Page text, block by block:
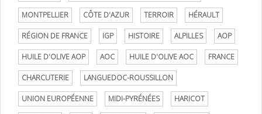
MONTPELLIER CÔTE D'AZUR TERROIR HÉRAULT
RÉGION DE FRANCE IGP HISTOIRE ALPILLES AOP
HUILE D'OLIVE AOP AOC HUILE D'OLIVE AOC FRANCE
CHARCUTERIE LANGUEDOC-ROUSSILLON
UNION EUROPÉENNE MIDI-PYRÉNÉES HARICOT